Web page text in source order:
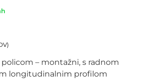
– montažni, s radnom
longitudinalnim profilom